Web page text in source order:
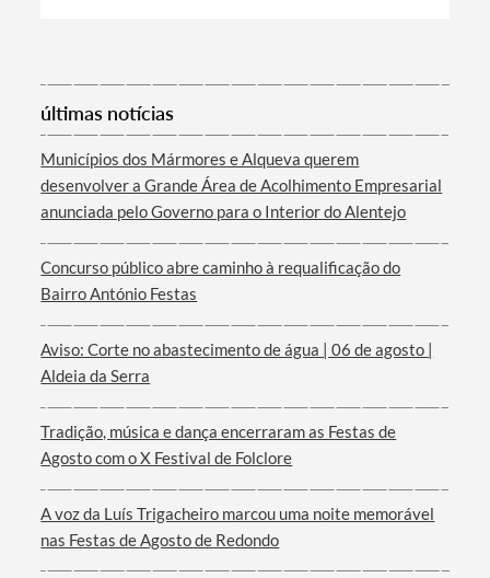
Termo de Pesquisa
Categorias gerais
Filtros
últimas notícias
Municípios dos Mármores e Alqueva querem
desenvolver a Grande Área de Acolhimento Empresarial
anunciada pelo Governo para o Interior do Alentejo
Concurso público abre caminho à requalificação do
Bairro António Festas
Aviso: Corte no abastecimento de água | 06 de agosto |
Aldeia da Serra
Tradição, música e dança encerraram as Festas de
Agosto com o X Festival de Folclore
A voz da Luís Trigacheiro marcou uma noite memorável
nas Festas de Agosto de Redondo